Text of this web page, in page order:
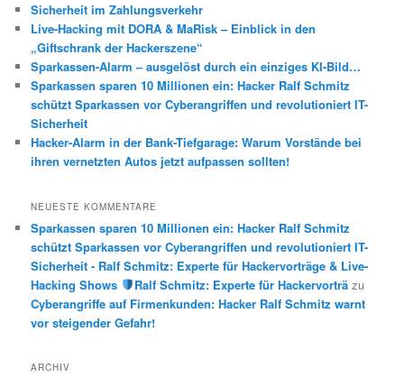
n
Sicherheit im Zahlungsverkehr
Live-Hacking mit DORA & MaRisk – Einblick in den
„Giftschrank der Hackerszene“
Sparkassen-Alarm – ausgelöst durch ein einziges KI-Bild…
Sparkassen sparen 10 Millionen ein: Hacker Ralf Schmitz
schützt Sparkassen vor Cyberangriffen und revolutioniert IT-
Sicherheit
Hacker-Alarm in der Bank-Tiefgarage: Warum Vorstände bei
ihren vernetzten Autos jetzt aufpassen sollten!
NEUESTE KOMMENTARE
Sparkassen sparen 10 Millionen ein: Hacker Ralf Schmitz
schützt Sparkassen vor Cyberangriffen und revolutioniert IT-
Sicherheit - Ralf Schmitz: Experte für Hackervorträge & Live-
Hacking Shows
Ralf Schmitz: Experte für Hackervorträzu
Cyberangriffe auf Firmenkunden: Hacker Ralf Schmitz warnt
vor steigender Gefahr!
ARCHIV